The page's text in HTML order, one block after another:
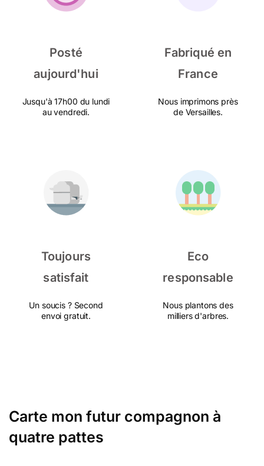
Posté
aujourd'hui
Jusqu'à 17h00 du lundi
au vendredi.
Fabriqué en
France
Nous imprimons près
de Versailles.
Toujours
satisfait
Un soucis ? Second
envoi gratuit.
Eco
responsable
Nous plantons des
milliers d'arbres.
Carte mon futur compagnon à
quatre pattes